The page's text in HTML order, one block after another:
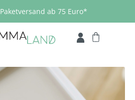
ab 75 Euro*